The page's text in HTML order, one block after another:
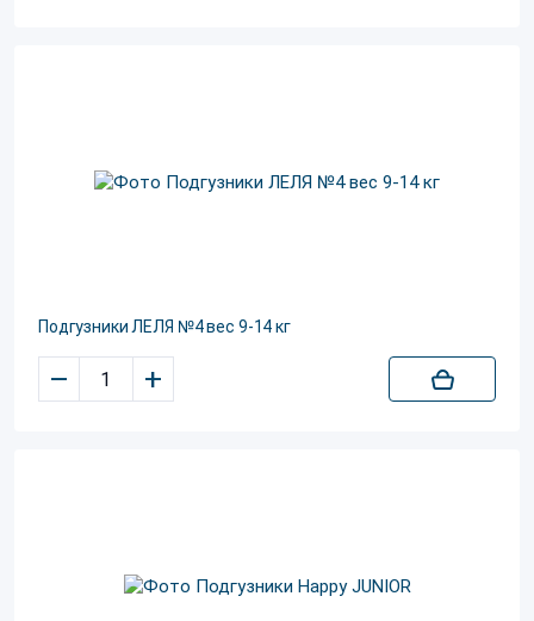
Подгузники ЛЕЛЯ №4 вес 9-14 кг
– +